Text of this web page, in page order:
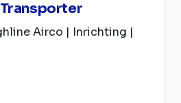
Airco | Inrichting |